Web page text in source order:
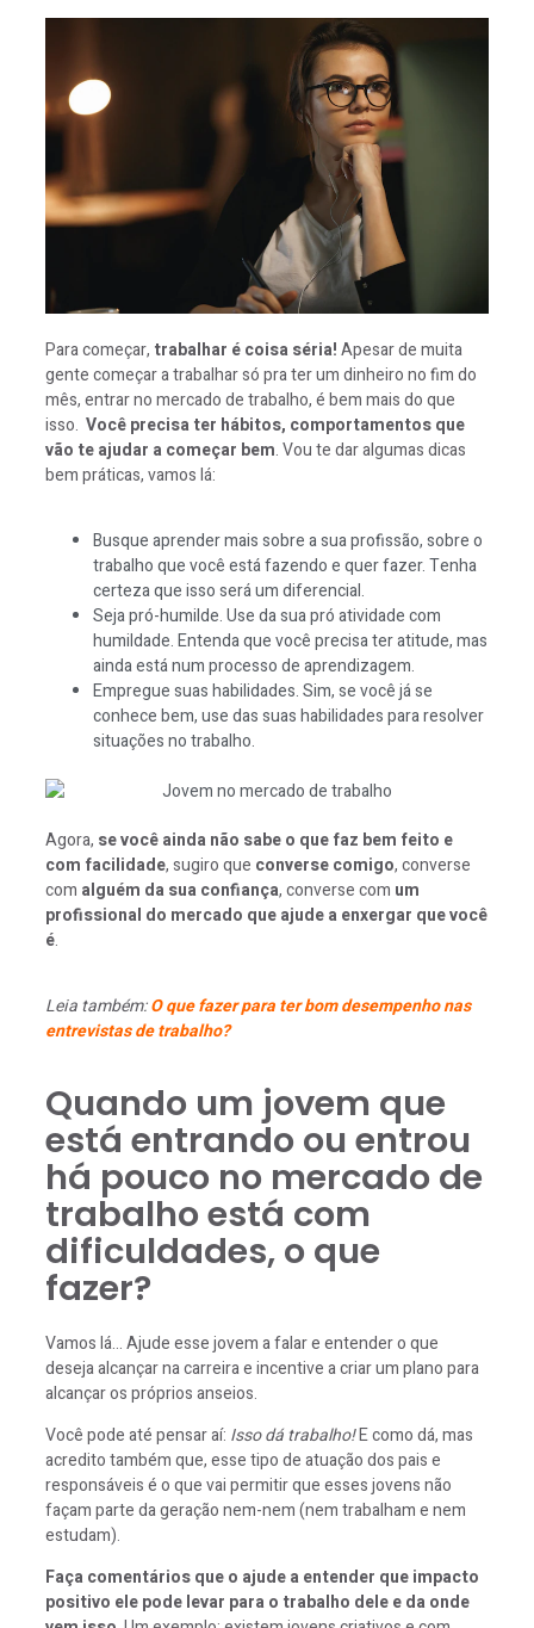
Para começar, trabalhar é coisa séria!Apesar de muita
gente começar a trabalhar só pra ter um dinheiro no fim do
mês, entrar no mercado de trabalho, é bem mais do que
isso. Você precisa ter hábitos, comportamentos que
vão te ajudar a começar bem. Vou te dar algumas dicas
bem práticas, vamos lá:
Busque aprender mais sobre a sua profissão, sobre o
trabalho que você está fazendo e quer fazer. Tenha
certeza que isso será um diferencial.
Seja pró-humilde. Use da sua pró atividade com
humildade. Entenda que você precisa ter atitude, mas
ainda está num processo de aprendizagem.
Empregue suas habilidades. Sim, se você já se
conhece bem, use das suas habilidades para resolver
situações no trabalho.
Agora, se você ainda não sabe o que faz bem feito e
com facilidade, sugiro que converse comigo, converse
com alguém da sua confiança, converse com um
profissional do mercado que ajude a enxergar que você
é.
Leia também:O que fazer para ter bom desempenho nas
entrevistas de trabalho?
Quando um jovem que
está entrando ou entrou
há pouco no mercado de
trabalho está com
dificuldades, o que
fazer?
Vamos lá… Ajude esse jovem a falar e entender o que
deseja alcançar na carreira e incentive a criar um plano para
alcançar os próprios anseios.
Você pode até pensar aí: Isso dá trabalho!E como dá, mas
acredito também que, esse tipo de atuação dos pais e
responsáveis é o que vai permitir que esses jovens não
façam parte da geração nem-nem (nem trabalham e nem
estudam).
Faça comentários que o ajude a entender que impacto
positivo ele pode levar para o trabalho dele e da onde